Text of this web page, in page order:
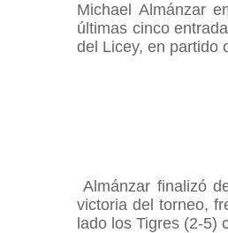
Michael Almánzar
últimas cinco
del Licey, en partido
Almánzar finalizó
victoria del torneo,
lado los Tigres (2-5)